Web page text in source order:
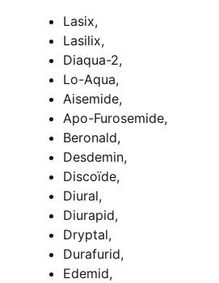
Lasix,
Lasilix,
Diaqua-2,
Lo-Aqua,
Aisemide,
Apo-Furosemide,
Beronald,
Desdemin,
Discoïde,
Diural,
Diurapid,
Dryptal,
Durafurid,
Edemid,